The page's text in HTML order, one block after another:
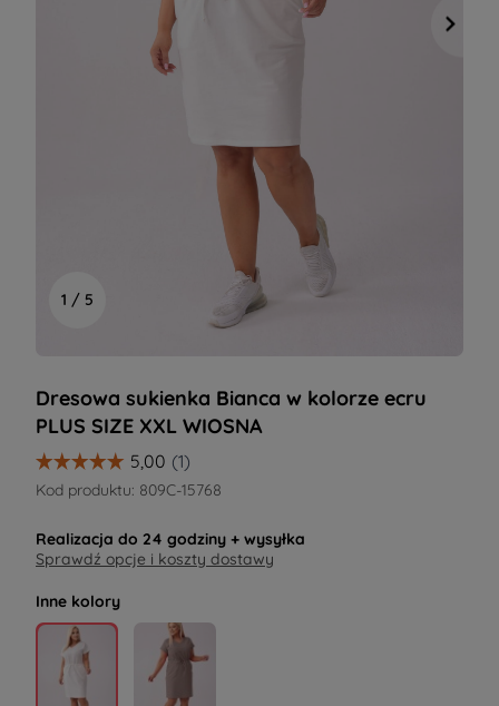
1 / 5
Dresowa sukienka Bianca w kolorze ecru
PLUS SIZE XXL WIOSNA
Kod produktu: 809C-15768
Realizacja do 24 godziny + wysyłka
Sprawdź opcje i koszty dostawy
Inne kolory